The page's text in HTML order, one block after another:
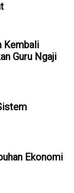
Kembali
Guru Ngaji
Ekonomi